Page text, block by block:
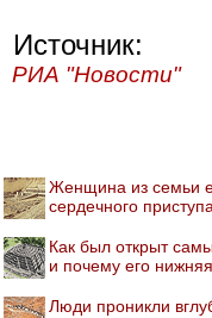
Источник:
РИА "Новости"
Женщина из семьи
сердечного приступа
Как был открыт
и почему его
Люди проникли